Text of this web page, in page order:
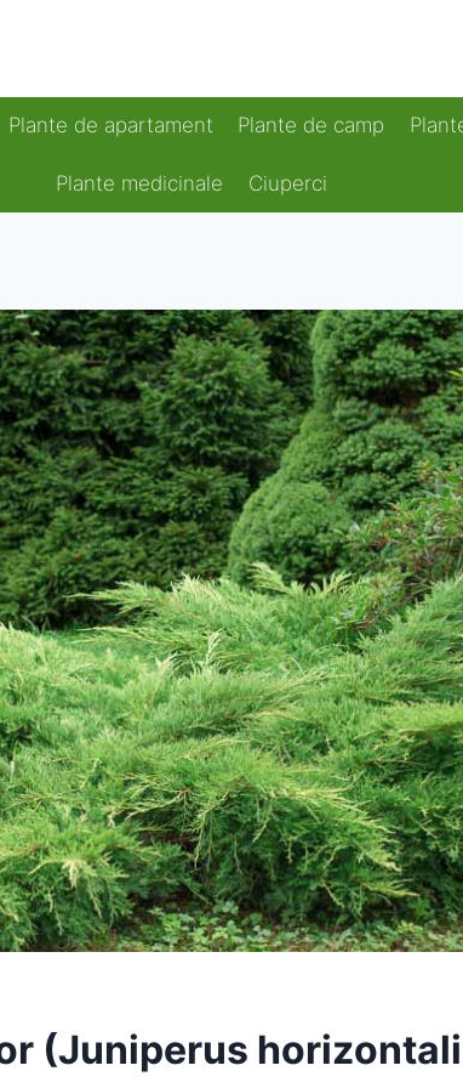
Plante de apartament Plante de camp
Plante medicinale Ciuperci
(Juniperus